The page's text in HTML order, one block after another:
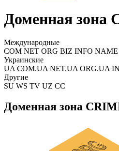
Доменная зона
Международные
COM NET ORG BIZ INFO
Украинские
UA COM.UA NET.UA ORG.UA
Другие
SU WS TV UZ CC
Доменная зона